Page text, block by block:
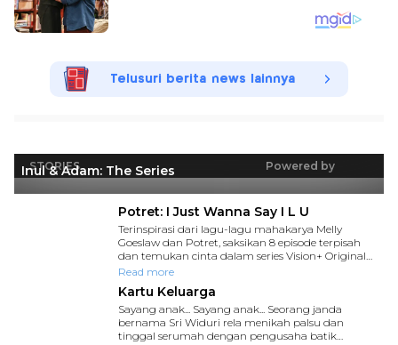
Telusuri berita news lainnya